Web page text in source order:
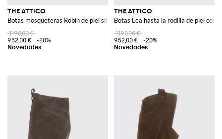
THE ATTICO
Botas mosqueteras Robin de piel sintética con tacón bajo
1190,00 €
952,00 €
-20%
THE ATTICO
Botas Lea hasta la rodilla de piel con
1190,00 €
952,00 €
-20%